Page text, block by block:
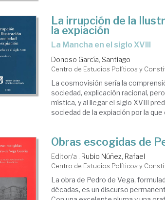
La irrupción de la
la expiación
La Mancha en el siglo XVIII
Donoso García, Santiago
Centro de Estudios Políticos y
La cosmovisión sería la
sociedad, explicación racional,
mística, y al llegar el siglo XVIII
sociedad de la expiación por la
Obras escogidas de
Editor/a . Rubio Núñez, Rafael
Centro de Estudios Políticos y
La obra de Pedro de Vega,
décadas, es un discurso